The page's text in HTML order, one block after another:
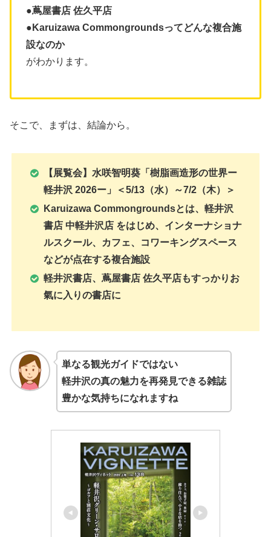
●蔦屋書店 佐久平店
●Karuizawa Commongroundsってどんな複合施
設なのか
がわかります。
そこで、まずは、結論から。
【展覧会】水咲智明葵「樹脂画造形の世界ー
軽井沢 2026ー」＜5/13（水）～7/2（木）＞
Karuizawa Commongroundsとは、軽井沢
書店 中軽井沢店 をはじめ、インターナショナ
ルスクール、カフェ、コワーキングスペース
などが点在する複合施設
軽井沢書店、蔦屋書店 佐久平店もすっかりお
氣に入りの書店に
単なる観光ガイドではない
軽井沢の真の魅力を再発見できる雑誌
豊かな気持ちになれますね